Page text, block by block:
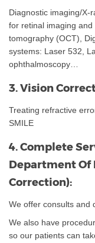
Diagnostic imaging/X-
for retinal imaging
tomography (OCT),
systems: Laser 532,
ophthalmoscopy…
3. Vision
Treating refractive
SMILE
4. Complete
Department Of
Correction):
We offer consults and
We also have
so our patients can